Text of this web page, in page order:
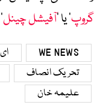
گروپ‘ یا ’آفیشل چینل
WE NEWS
تحریک انصاف
علیمہ خان